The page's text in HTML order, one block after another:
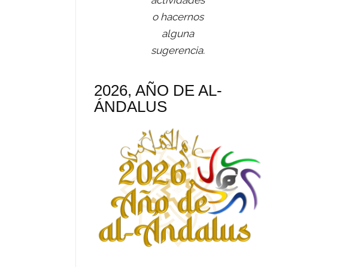
o hacernos
alguna
sugerencia.
2026, AÑO DE AL-
ÁNDALUS